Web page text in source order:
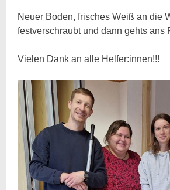
Neuer Boden, frisches Weiß an die
festverschraubt und dann gehts ans
Vielen Dank an alle Helfer:innen!!!